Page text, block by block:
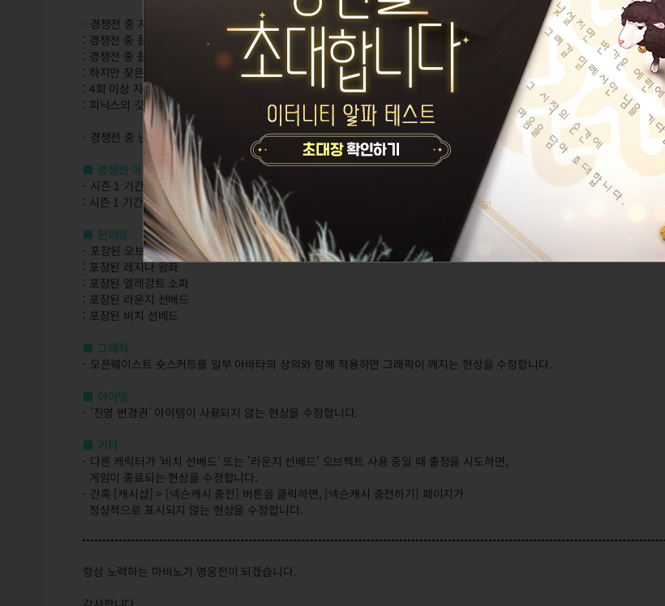
- 경쟁전 중 자동부활 관련 사양을 아래와 같이 변경합니다.
: 경쟁전 중 플레이어가 전투 불능이 되었을 때, 자동으로 회복되는 횟수 3회 제한을 더 이상 적용하지 않습니다.
: 경쟁전 중 플레이어가 행동 불능이 될 경우, 횟수에 관계 없이 30초 후에 자동으로 회복됩니다.
: 하지만 잦은 행동 불능은 해당 팀의 경쟁 포인트가 감소하는 원인이 됩니다.
: 4회 이상 자동부활 시 감점 패널티를 받게 되며, 감점되는 포인트는 자동부활이 반복될수록 증가합니다.
: 피닉스의 깃털을 사용하여 팀원을 회복시켜 준 경우에는 자동부활 횟수로 판단하지 않으며, 감점 패널티 또한 받지 않습니다.
- 경쟁전 중 난입 몬스터에게 이비의 '터틀 레그', 헤기의 '판타즈마 슬래쉬' 등의 방해 효과가 적용되던 현상을 수정합니다.
■ 경쟁전 이벤트
- 시즌 1 기간동안 경쟁전 입장권의 충전 속도를 2배로 상향합니다.
: 시즌 1 기간동안 입장권 1개의 충전 시간이 기존 4시간에서 2시간으로 변경됩니다.
■ 편의성
- 포장된 오브젝트 아이템도 미리보기를 할 수 있도록 개선합니다.
: 포장된 레지나 왕좌
: 포장된 엘레강트 소파
: 포장된 라운지 선베드
: 포장된 비치 선베드
■ 그래픽
- 오픈웨이스트 숏스커트를 일부 아바타의 상의와 함께 착용하면 그래픽이 깨지는 현상을 수정합니다.
■ 아이템
- '진영 변경권' 아이템이 사용되지 않는 현상을 수정합니다.
■ 기타
- 다른 캐릭터가 '비치 선베드' 또는 '라운지 선베드' 오브젝트 사용 중일 때 출정을 시도하면,
게임이 종료되는 현상을 수정합니다.
- 간혹 [캐시샵] > [넥슨캐시 충전] 버튼을 클릭하면, [넥슨캐시 충전하기] 페이지가
정상적으로 표시되지 않는 현상을 수정합니다.
항상 노력하는 마비노기 영웅전이 되겠습니다.